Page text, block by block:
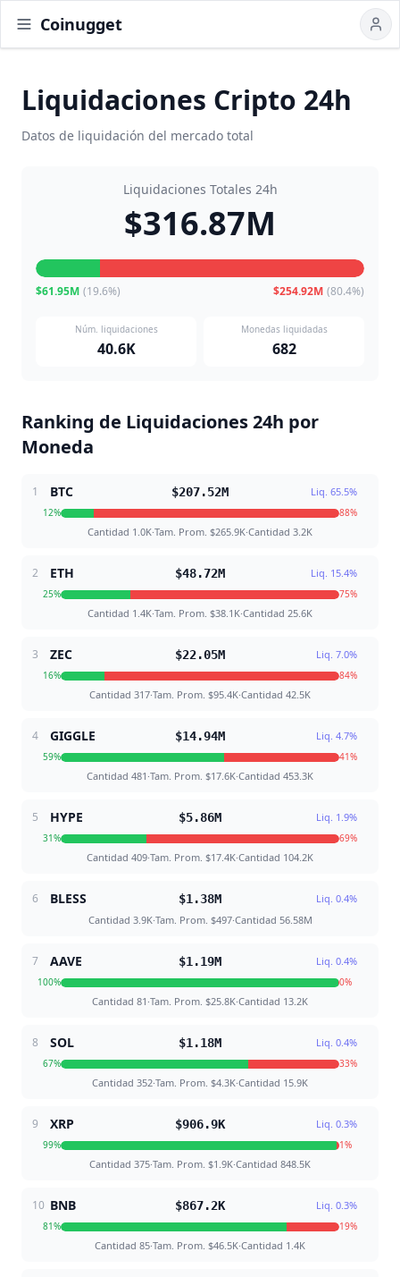
Coinugget
Liquidaciones Cripto 24h
Datos de liquidación del mercado total
Liquidaciones Totales 24h
$316.87M
$61.95M (19.6%) $254.92M (80.4%)
Núm. liquidaciones
40.6K
Monedas liquidadas
682
Ranking de Liquidaciones 24h por
Moneda
1 BTC $207.52M Liq. 65.5%
12% 88%
Cantidad 1.0K·Tam. Prom. $265.9K·Cantidad 3.2K
2 ETH $48.72M Liq. 15.4%
25% 75%
Cantidad 1.4K·Tam. Prom. $38.1K·Cantidad 25.6K
3 ZEC $22.05M Liq. 7.0%
16% 84%
Cantidad 317·Tam. Prom. $95.4K·Cantidad 42.5K
4 GIGGLE $14.94M Liq. 4.7%
59% 41%
Cantidad 481 ·Tam. Prom. $17.6K·Cantidad 453.3K
5 HYPE $5.86M Liq. 1.9%
31% 69%
Cantidad 409·Tam. Prom. $17.4K·Cantidad 104.2K
6 BLESS $1.38M Liq. 0.4%
Cantidad 3.9K·Tam. Prom. $497·Cantidad 56.58M
7 AAVE $1.19M Liq. 0.4%
100% 0%
Cantidad 81 ·Tam. Prom. $25.8K·Cantidad 13.2K
8 SOL $1.18M Liq. 0.4%
67% 33%
Cantidad 352·Tam. Prom. $4.3K·Cantidad 15.9K
9 XRP $906.9K Liq. 0.3%
99% 1%
Cantidad 375·Tam. Prom. $1.9K·Cantidad 848.5K
10 BNB $867.2K Liq. 0.3%
81% 19%
Cantidad 85·Tam. Prom. $46.5K·Cantidad 1.4K